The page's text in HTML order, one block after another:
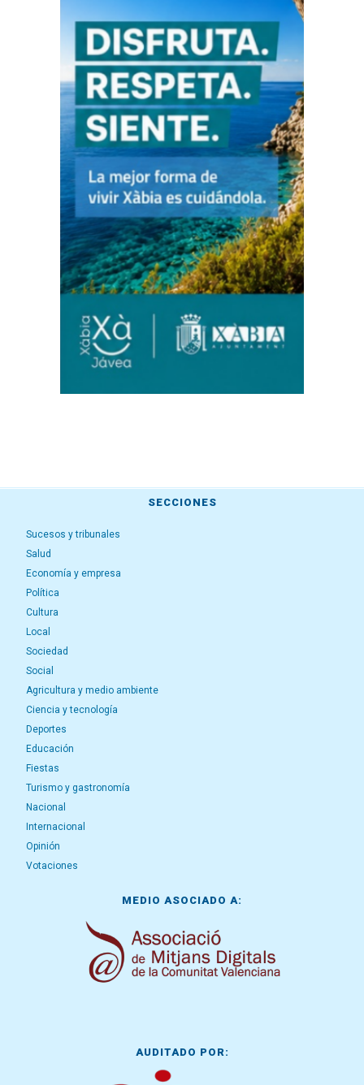
SECCIONES
Sucesos y tribunales
Salud
Economía y empresa
Política
Cultura
Local
Sociedad
Social
Agricultura y medio ambiente
Ciencia y tecnología
Deportes
Educación
Fiestas
Turismo y gastronomía
Nacional
Internacional
Opinión
Votaciones
MEDIO ASOCIADO A:
AUDITADO POR: